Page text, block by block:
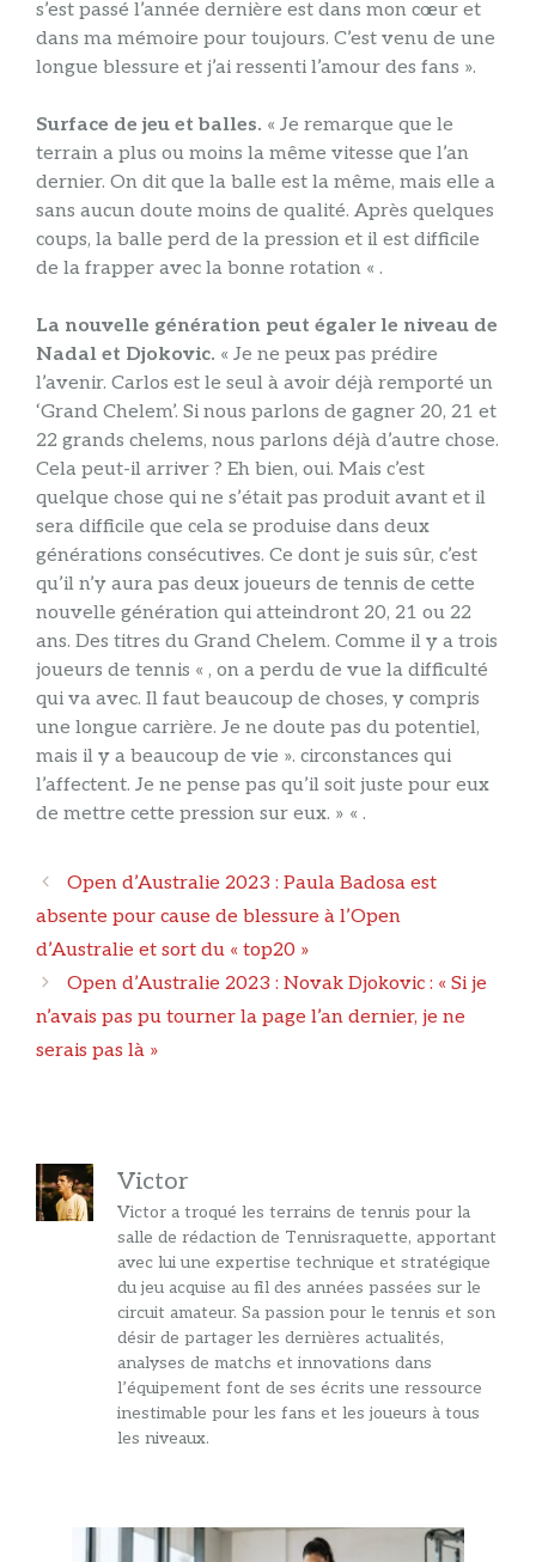
s’est passé l’année dernière est dans mon cœur et
dans ma mémoire pour toujours. C’est venu de une
longue blessure et j’ai ressenti l’amour des fans ».
Surface de jeu et balles. « Je remarque que le
terrain a plus ou moins la même vitesse que l’an
dernier. On dit que la balle est la même, mais elle a
sans aucun doute moins de qualité. Après quelques
coups, la balle perd de la pression et il est difficile
de la frapper avec la bonne rotation « .
La nouvelle génération peut égaler le niveau de
Nadal et Djokovic. « Je ne peux pas prédire
l’avenir. Carlos est le seul à avoir déjà remporté un
‘Grand Chelem’. Si nous parlons de gagner 20, 21 et
22 grands chelems, nous parlons déjà d’autre chose.
Cela peut-il arriver ? Eh bien, oui. Mais c’est
quelque chose qui ne s’était pas produit avant et il
sera difficile que cela se produise dans deux
générations consécutives. Ce dont je suis sûr, c’est
qu’il n’y aura pas deux joueurs de tennis de cette
nouvelle génération qui atteindront 20, 21 ou 22
ans. Des titres du Grand Chelem. Comme il y a trois
joueurs de tennis « , on a perdu de vue la difficulté
qui va avec. Il faut beaucoup de choses, y compris
une longue carrière. Je ne doute pas du potentiel,
mais il y a beaucoup de vie ». circonstances qui
l’affectent. Je ne pense pas qu’il soit juste pour eux
de mettre cette pression sur eux. » « .
Navigation
des
articles
Open d’Australie 2023 : Paula Badosa est
absente pour cause de blessure à l’Open
d’Australie et sort du « top20 »
Open d’Australie 2023 : Novak Djokovic : « Si je
n’avais pas pu tourner la page l’an dernier, je ne
serais pas là »
Victor
Victor a troqué les terrains de tennis pour la
salle de rédaction de Tennisraquette, apportant
avec lui une expertise technique et stratégique
du jeu acquise au fil des années passées sur le
circuit amateur. Sa passion pour le tennis et son
désir de partager les dernières actualités,
analyses de matchs et innovations dans
l’équipement font de ses écrits une ressource
inestimable pour les fans et les joueurs à tous
les niveaux.